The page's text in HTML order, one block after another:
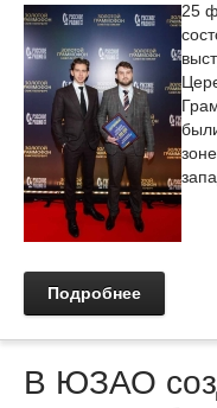
25
Подробнее
В ЮЗАО